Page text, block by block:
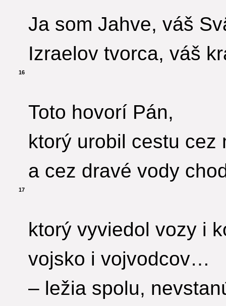
Ja som Jahve, váš
Izraelov tvorca, váš
16
Toto hovorí Pán,
ktorý urobil cestu cez
a cez dravé vody
17
ktorý vyviedol vozy i
vojsko i vojvodcov…
– ležia spolu,